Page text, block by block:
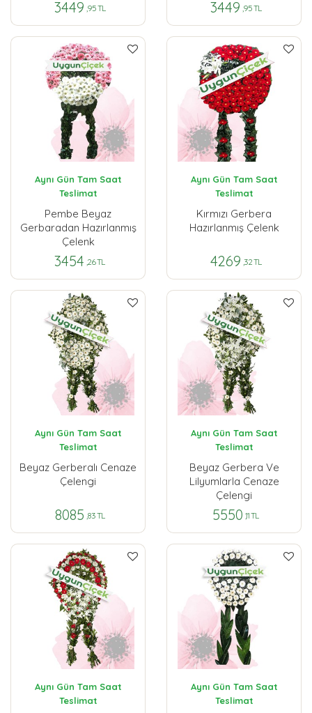
3449 ,95 TL 3449 ,95 TL
Aynı Gün Tam Saat
Teslimat
Pembe Beyaz
Gerbaradan Hazırlanmış
Çelenk
3454 ,26 TL
Aynı Gün Tam Saat
Teslimat
Kırmızı Gerbera
Hazırlanmış Çelenk
4269 ,32 TL
Aynı Gün Tam Saat
Teslimat
Beyaz Gerberalı Cenaze
Çelengi
8085 ,83 TL
Aynı Gün Tam Saat
Teslimat
Beyaz Gerbera Ve
Lilyumlarla Cenaze
Çelengi
5550 ,11 TL
Aynı Gün Tam Saat
Teslimat
Aynı Gün Tam Saat
Teslimat